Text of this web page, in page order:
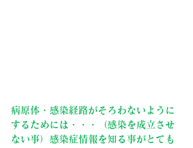
病原体・感染経路がそろわないように
するためには・・・（感染を成立させ
ない事）感染症情報を知る事がとても